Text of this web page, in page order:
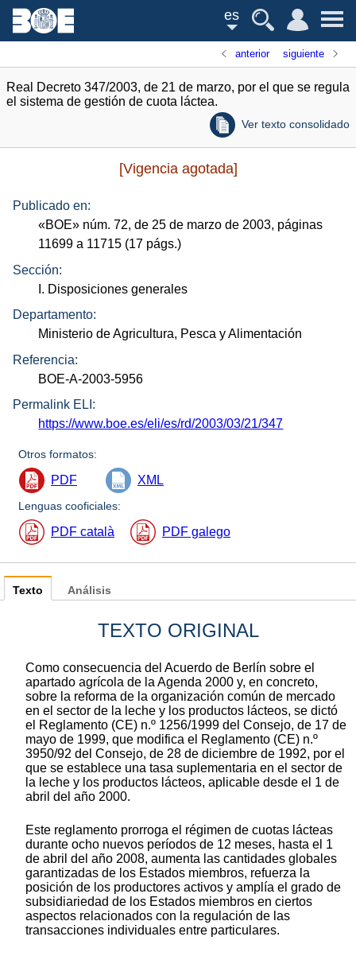
es
anterior siguiente
Real Decreto 347/2003, de 21 de marzo, por el que se regula
el sistema de gestión de cuota láctea.
Ver texto consolidado
[Vigencia agotada]
Publicado en:
«BOE» núm. 72, de 25 de marzo de 2003, páginas
11699 a 11715 (17 págs.)
Sección:
I. Disposiciones generales
Departamento:
Ministerio de Agricultura, Pesca y Alimentación
Referencia:
BOE-A-2003-5956
Permalink ELI:
https://www.boe.es/eli/es/rd/2003/03/21/347
Otros formatos:
PDF XML
Lenguas cooficiales:
PDF català PDF galego
Texto
TEXTO ORIGINAL
Como consecuencia del Acuerdo de Berlín sobre el
apartado agrícola de la Agenda 2000 y, en concreto,
sobre la reforma de la organización común de mercado
en el sector de la leche y los productos lácteos, se dictó
el Reglamento (CE) n.º 1256/1999 del Consejo, de 17 de
mayo de 1999, que modifica el Reglamento (CE) n.º
3950/92 del Consejo, de 28 de diciembre de 1992, por el
que se establece una tasa suplementaria en el sector de
la leche y los productos lácteos, aplicable desde el 1 de
abril del año 2000.
Este reglamento prorroga el régimen de cuotas lácteas
durante ocho nuevos períodos de 12 meses, hasta el 1
de abril del año 2008, aumenta las cantidades globales
garantizadas de los Estados miembros, refuerza la
posición de los productores activos y amplía el grado de
subsidiariedad de los Estados miembros en ciertos
aspectos relacionados con la regulación de las
transacciones individuales entre particulares.
Análisis